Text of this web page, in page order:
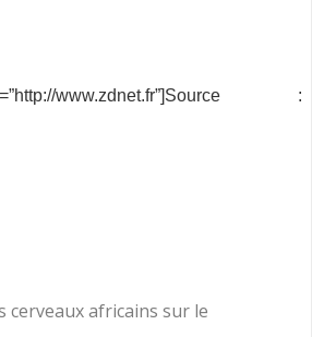
www.zdnet.fr”]Source :
cerveaux africains sur le